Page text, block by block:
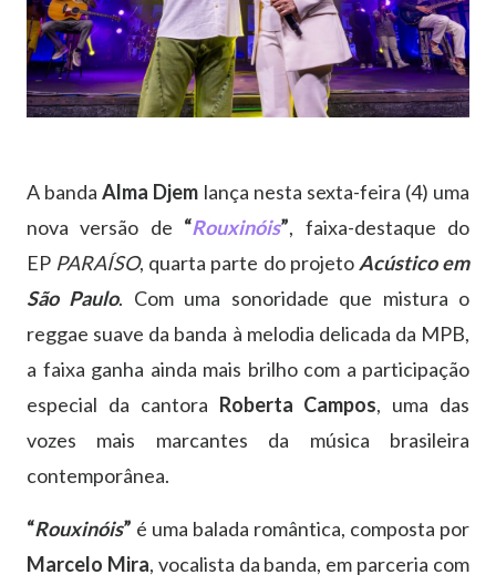
A banda Alma Djem lança nesta sexta-feira (4) uma
nova versão de “Rouxinóis”, faixa-destaque do
EP PARAÍSO, quarta parte do projeto Acústico em
São Paulo. Com uma sonoridade que mistura o
reggae suave da banda à melodia delicada da MPB,
a faixa ganha ainda mais brilho com a participação
especial da cantora Roberta Campos, uma das
vozes mais marcantes da música brasileira
contemporânea.
“Rouxinóis” é uma balada romântica, composta por
Marcelo Mira, vocalista da banda, em parceria com